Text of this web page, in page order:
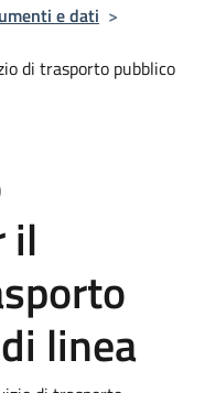
e dati >
di trasporto pubblico
il
linea